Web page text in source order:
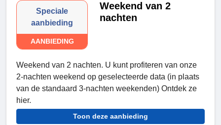
Speciale
aanbieding
AANBIEDING
Weekend van 2
nachten
Weekend van 2 nachten. U kunt profiteren van onze
2-nachten weekend op geselecteerde data (in plaats
van de standaard 3-nachten weekenden) Ontdek ze
hier.
Toon deze aanbieding